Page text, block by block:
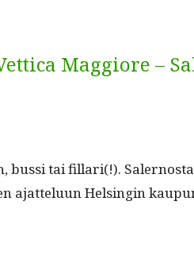
Maggiore –
tai fil­lari(!).
ajat­telu­un Helsin­gin